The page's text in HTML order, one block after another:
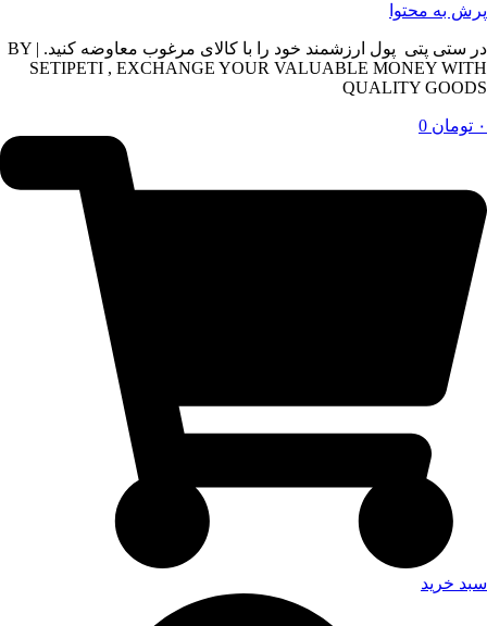
پرش به محتوا
در ستی پتی پول ارزشمند خود را با کالای مرغوب معاوضه کنید. | BY
SETIPETI , EXCHANGE YOUR VALUABLE MONEY WITH
QUALITY GOODS
۰ تومان 0
سبد خرید